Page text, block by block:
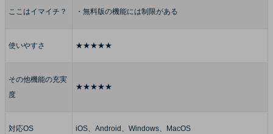
ここはイマイチ？ ・無料版の機能には制限がある
使いやすさ ★★★★★
その他機能の充実
度
★★★★★
対応OS iOS、Android、Windows、MacOS